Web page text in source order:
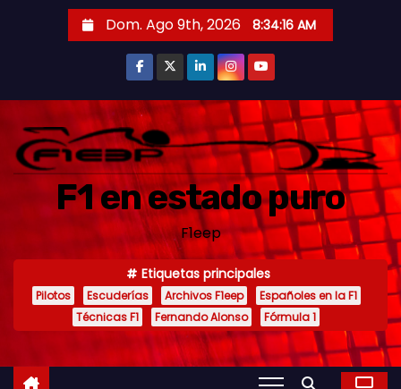
i
Dom. Ago 9th, 2026 8:34:18 AM
F1 en estado puro
F1eep
Etiquetas principales
Pilotos Escuderías Archivos F1eep
Españoles en la F1
Técnicas F1
Fernando Alonso Fórmula 1